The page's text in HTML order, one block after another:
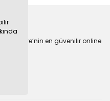
Türkiye’nin en güvenilir online